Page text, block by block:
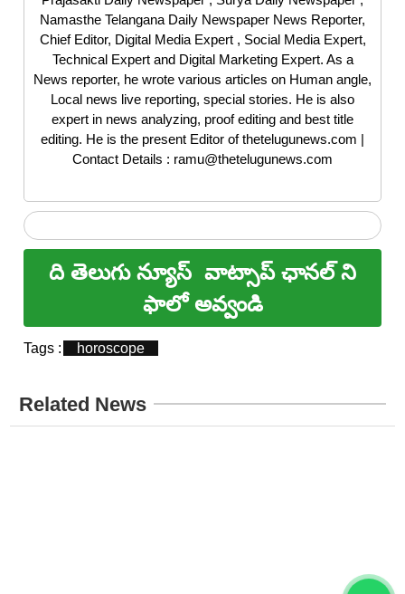
Namasthe Telangana Daily Newspaper News Reporter,
Chief Editor, Digital Media Expert , Social Media Expert,
Technical Expert and Digital Marketing Expert. As a
News reporter, he wrote various articles on Human angle,
Local news live reporting, special stories. He is also
expert in news analyzing, proof editing and best title
editing. He is the present Editor of thetelugunews.com |
Contact Details : ramu@thetelugunews.com
ది తెలుగు న్యూస్ వాట్సాప్ ఛానల్ ని
ఫాలో అవ్వండి
Tags : horoscope
Related News